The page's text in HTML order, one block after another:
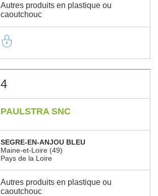
Autres produits en plastique ou
caoutchouc
4
PAULSTRA SNC
SEGRE-EN-ANJOU BLEU
Maine-et-Loire (49)
Pays de la Loire
Autres produits en plastique ou
caoutchouc